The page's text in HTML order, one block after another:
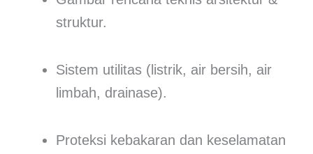
struktur.
Sistem utilitas (listrik, air bersih, air
limbah, drainase).
Proteksi kebakaran dan keselamatan